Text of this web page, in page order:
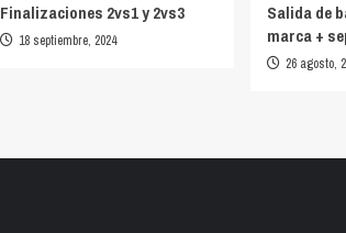
Finalizaciones 2vs1 y 2vs3
18 septiembre, 2024
Salida de
marca +
26 agosto,